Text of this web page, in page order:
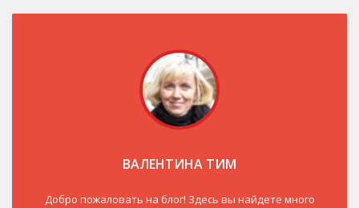
ВАЛЕНТИНА ТИМ
Добро пожаловать на блог! Здесь вы найдете много